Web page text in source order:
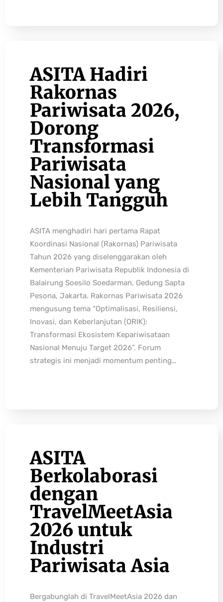
ASITA Hadiri
Rakornas
Pariwisata 2026,
Dorong
Transformasi
Pariwisata
Nasional yang
Lebih Tangguh
ASITA menghadiri hari pertama Rapat
Koordinasi Nasional (Rakornas) Pariwisata
Tahun 2026 yang diselenggarakan oleh
Kementerian Pariwisata Republik Indonesia di
Balairung Soesilo Soedarman, Gedung Sapta
Pesona, Jakarta. Rakornas Pariwisata 2026
mengusung tema “Optimalisasi, Resiliensi,
Inovasi, dan Keberlanjutan (ORIK):
Transformasi Ekosistem Kepariwisataan
Nasional Menuju Target 2026”. Forum
strategis ini menjadi momentum penting…
ASITA
Berkolaborasi
dengan
TravelMeetAsia
2026 untuk
Industri
Pariwisata Asia
Bergabunglah di TravelMeetAsia 2026 dan